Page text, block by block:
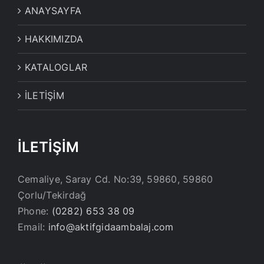
ANAYSAYFA
HAKKIMIZDA
KATALOGLAR
İLETİŞİM
İLETİŞİM
Cemaliye, Saray Cd. No:39, 59860, 59860
Çorlu/Tekirdağ
Phone: (0282) 653 38 09
Email: info@aktifgidaambalaj.com